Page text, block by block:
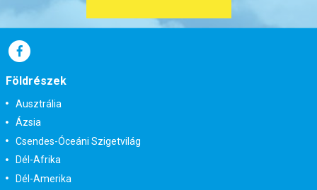
Földrészek
Ausztrália
Ázsia
Csendes-Óceáni Szigetvilág
Dél-Afrika
Dél-Amerika